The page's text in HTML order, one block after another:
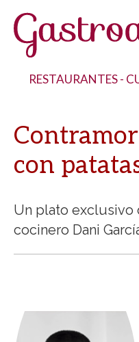
RESTAURANTES-
con
Un plato exclusivo
cocinero Dani